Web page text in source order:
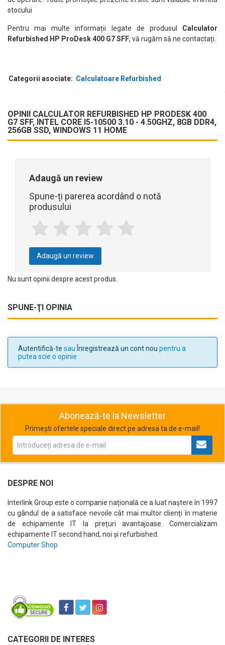
stocului
Pentru mai multe informații legate de produsul Calculator
Refurbished HP ProDesk 400 G7 SFF, vă rugăm să ne contactați.
Categorii asociate: Calculatoare Refurbished
OPINII CALCULATOR REFURBISHED HP PRODESK 400
G7 SFF, INTEL CORE I5-10500 3.10 - 4.50GHZ, 8GB DDR4,
256GB SSD, WINDOWS 11 HOME
Adaugă un review
Spune-ți parerea acordând o notă
produsului
Adaugă un review
Nu sunt opinii despre acest produs.
SPUNE-ŢI OPINIA
Autentifică-te sau Înregistrează un cont nou pentru a
putea scie o opinie
Abonează-te la Newsletter
Primești ofertele speciale direct pe adresa ta de e-mail!
DESPRE NOI
Interlink Group este o companie națională ce a luat naștere în 1997
cu gândul de a satisface nevoile cât mai multor clienți în materie
de echipamente IT la prețuri avantajoase. Comercializam
echipamente IT second hand, noi și refurbished.
Computer Shop
CATEGORII DE INTERES